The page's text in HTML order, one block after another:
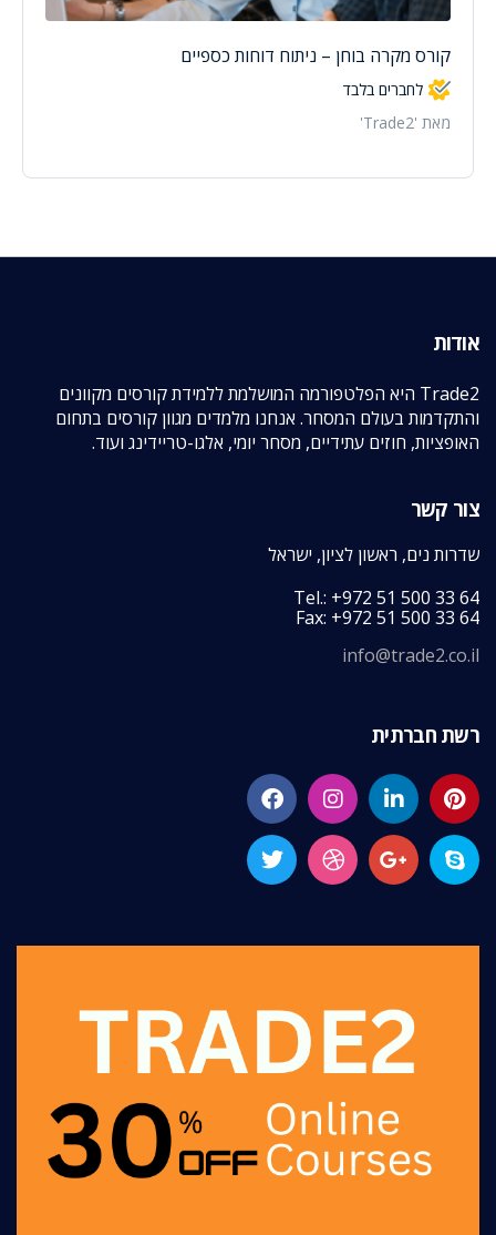
קורס מקרה בוחן – ניתוח דוחות כספיים
לחברים בלבד
מאת 'Trade2'
אודות
Trade2 היא הפלטפורמה המושלמת ללמידת קורסים מקוונים
והתקדמות בעולם המסחר. אנחנו מלמדים מגוון קורסים בתחום
האופציות, חוזים עתידיים, מסחר יומי, אלגו-טריידינג ועוד.
צור קשר
שדרות נים, ראשון לציון, ישראל
Tel.: +972 51 500 33 64
Fax: +972 51 500 33 64
info@trade2.co.il
רשת חברתית